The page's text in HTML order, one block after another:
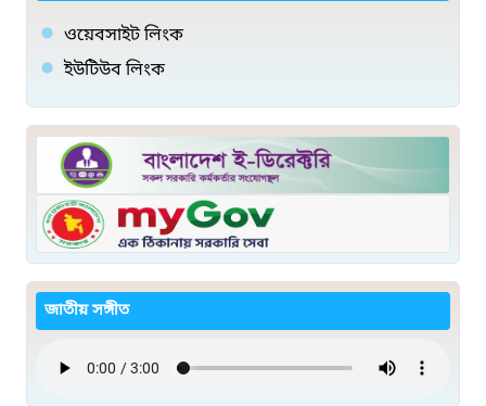
ওয়েবসাইট লিংক
ইউটিউব লিংক
জাতীয় সঙ্গীত